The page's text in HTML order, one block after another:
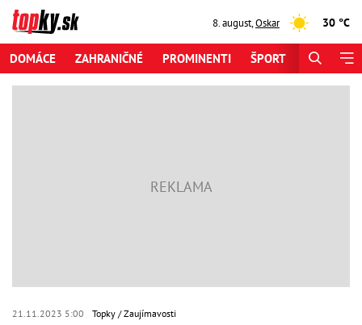
8. august,Oskar 30 °C
DOMÁCE ZAHRANIČNÉ PROMINENTI ŠPORT
21.11.2023 5:00 Topky Zaujímavosti